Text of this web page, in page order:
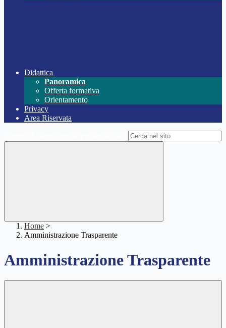
Didattica
Panoramica
Offerta formativa
Orientamento
Privacy
Area Riservata
Home >
Amministrazione Trasparente
Amministrazione Trasparente